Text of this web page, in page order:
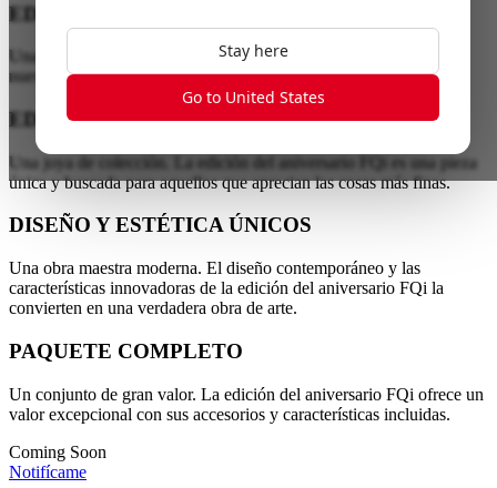
Stay here
Go to United States
EDICIÓN 10° ANIVERSARIO
Una década de potencia eléctrica. Haz tu vida eléctrica y únete a
nuestra celebración del 10° aniversario.
EDICIÓN LIMITADA DE COLECCIÓN
Una joya de colección. La edición del aniversario FQi es una pieza
única y buscada para aquellos que aprecian las cosas más finas.
DISEÑO Y ESTÉTICA ÚNICOS
Una obra maestra moderna. El diseño contemporáneo y las
características innovadoras de la edición del aniversario FQi la
convierten en una verdadera obra de arte.
PAQUETE COMPLETO
Un conjunto de gran valor. La edición del aniversario FQi ofrece un
valor excepcional con sus accesorios y características incluidas.
Coming Soon
Notifícame